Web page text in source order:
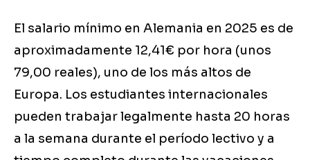
El salario mínimo en Alemania en 2025 es de
aproximadamente 12,41€ por hora (unos
79,00 reales), uno de los más altos de
Europa. Los estudiantes internacionales
pueden trabajar legalmente hasta 20 horas
a la semana durante el período lectivo y a